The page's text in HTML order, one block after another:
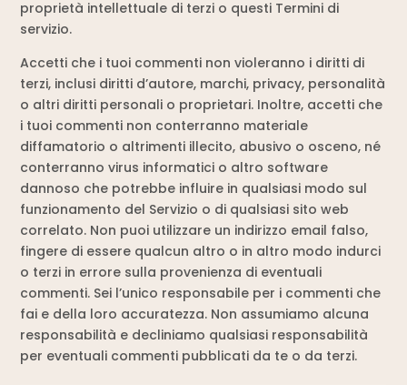
proprietà intellettuale di terzi o questi Termini di
servizio.
Accetti che i tuoi commenti non violeranno i diritti di
terzi, inclusi diritti d’autore, marchi, privacy, personalità
o altri diritti personali o proprietari. Inoltre, accetti che
i tuoi commenti non conterranno materiale
diffamatorio o altrimenti illecito, abusivo o osceno, né
conterranno virus informatici o altro software
dannoso che potrebbe influire in qualsiasi modo sul
funzionamento del Servizio o di qualsiasi sito web
correlato. Non puoi utilizzare un indirizzo email falso,
fingere di essere qualcun altro o in altro modo indurci
o terzi in errore sulla provenienza di eventuali
commenti. Sei l’unico responsabile per i commenti che
fai e della loro accuratezza. Non assumiamo alcuna
responsabilità e decliniamo qualsiasi responsabilità
per eventuali commenti pubblicati da te o da terzi.